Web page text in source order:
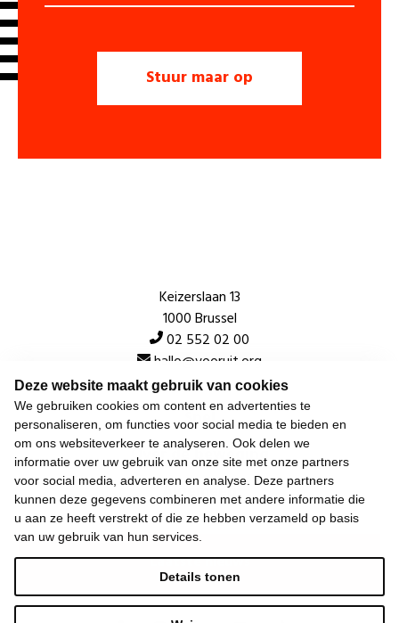
Deze website maakt gebruik van cookies
We gebruiken cookies om content en advertenties te
personaliseren, om functies voor social media te bieden en
om ons websiteverkeer te analyseren. Ook delen we
informatie over uw gebruik van onze site met onze partners
voor social media, adverteren en analyse. Deze partners
kunnen deze gegevens combineren met andere informatie die
u aan ze heeft verstrekt of die ze hebben verzameld op basis
van uw gebruik van hun services.
Details tonen
Keizerslaan 13
1000 Brussel
02 552 02 00
hallo@vooruit.org
Snel
Over de beweging
Algemeen
Laatste nieuws